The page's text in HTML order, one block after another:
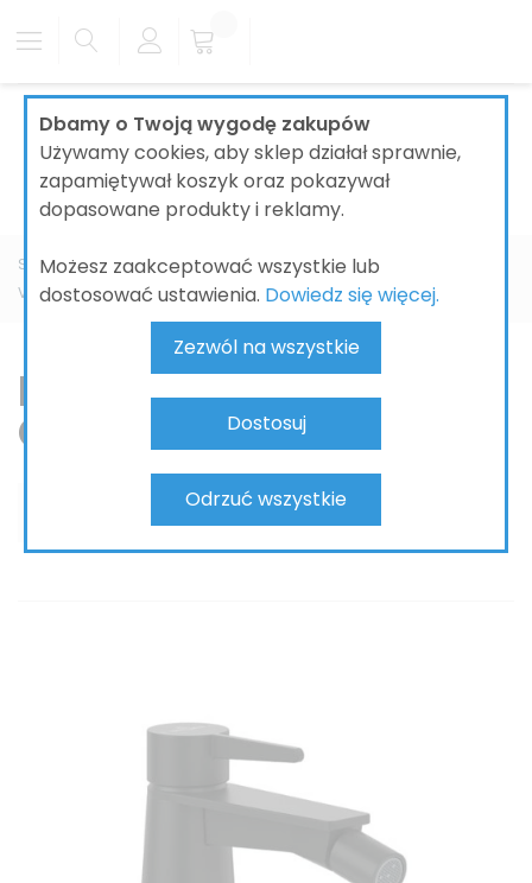
Dbamy o Twoją wygodę zakupów
Używamy cookies, aby sklep działał sprawnie,
zapamiętywał koszyk oraz pokazywał
dopasowane produkty i reklamy.
Możesz zaakceptować wszystkie lub
dostosować ustawienia. Dowiedz się więcej.
Zezwól na wszystkie
Dostosuj
Odrzuć wszystkie
Strona główna ŁAZIENKI
BATERIE ŁAZIENKOWE
VILLEROY&BOCH
Conum
Baterie Villeroy & Boch
Conum